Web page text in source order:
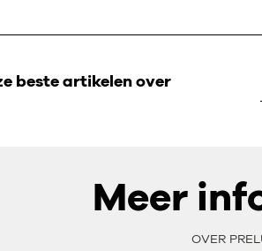
beste artikelen over
Meer
OVER